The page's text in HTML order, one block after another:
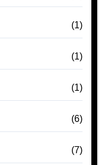
(1)
(1)
(1)
(6)
(7)